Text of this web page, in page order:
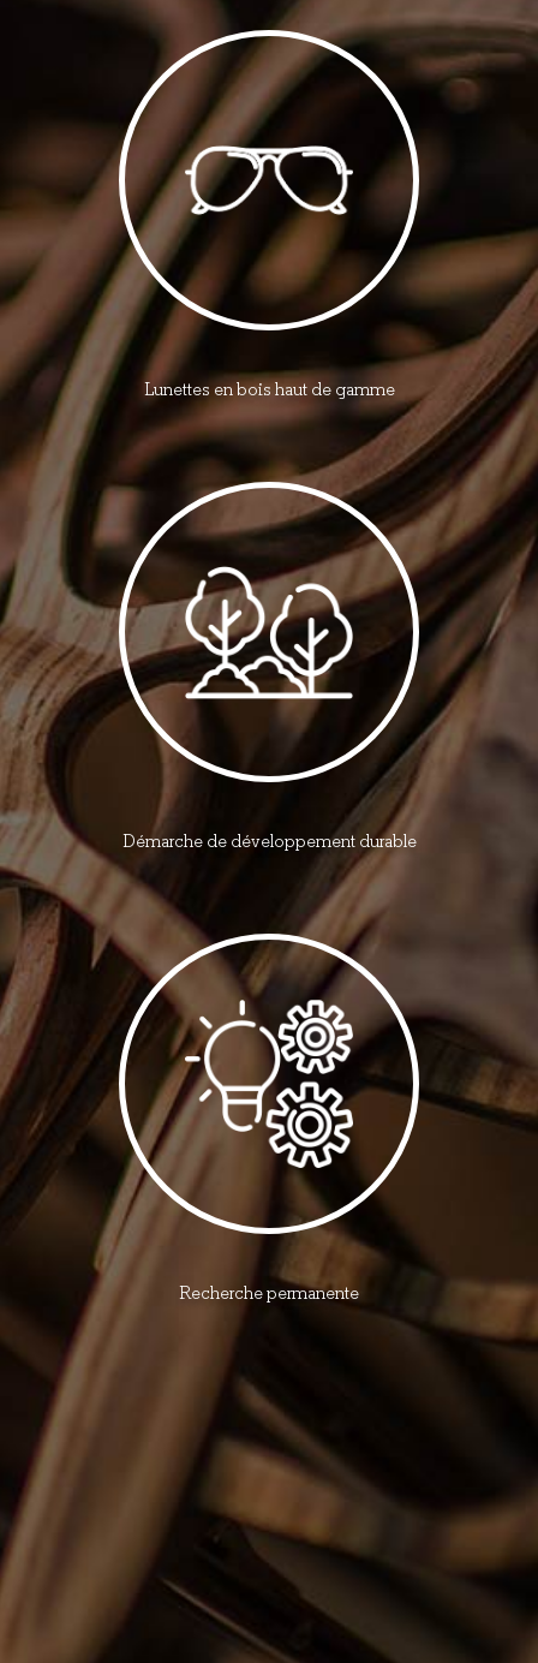
Lunettes en bois haut de gamme
Démarche de développement durable
Recherche permanente